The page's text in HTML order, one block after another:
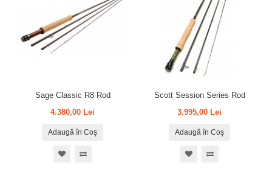
Sage Classic R8 Rod
4.380,00 Lei
Adaugă în Coş
Scott Session Series Rod
3.995,00 Lei
Adaugă în Coş